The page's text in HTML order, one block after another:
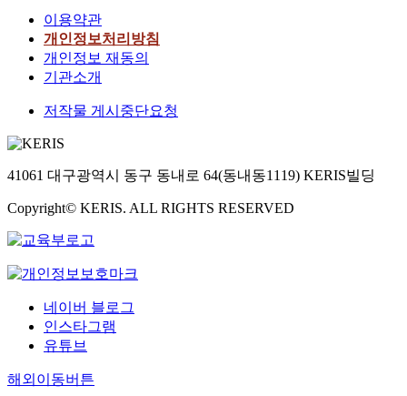
이용약관
개인정보처리방침
개인정보 재동의
기관소개
저작물 게시중단요청
41061 대구광역시 동구 동내로 64(동내동1119) KERIS빌딩
Copyright© KERIS. ALL RIGHTS RESERVED
네이버 블로그
인스타그램
유튜브
해외이동버튼